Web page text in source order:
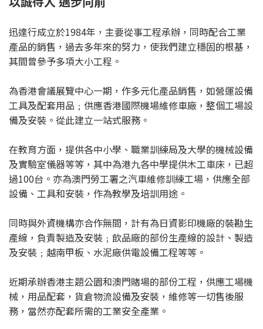
迅達行成立於1984年，主要從事工程承辦，同時配合工業
產品的銷售，過去多年來的努力，使我們建立穩固的根基，
其間曾參予多項大小工程。
為香港會議展覽中心一期，作多元化產品銷售，如營運設備
工具及配套用品﹔供應香港國際機場維修車廠，整個工場設
備及安裝。從此建立一站式服務。
在教育方面，提供各中小學、職業訓練局及大學的機械設備
及實驗室儀器等等，其中為港九各中學提供木工車床，已超
過100台。亦為澳門勞工署之汽車維修訓練工場，供應全部
設備、工具和安裝，作為教學及培訓用途。
同時與外資機構亦合作無間，計有為日資影印機廠的裝勘生
產線，負責製造及安裝﹔飲品廠的部份生產線的設計、製造
及安裝﹔越南甲板、水泥廠供電設備工程等等。
近期承辦香港主題公園和澳門賭場的部份工程，供應工場機
械，用品配套，貨倉物流設備及安裝，維修等一切售後服
務，當然亦配套所需的工業安全產業。